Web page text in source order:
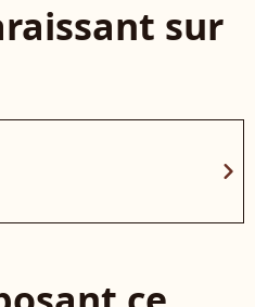
sur
chevron_right